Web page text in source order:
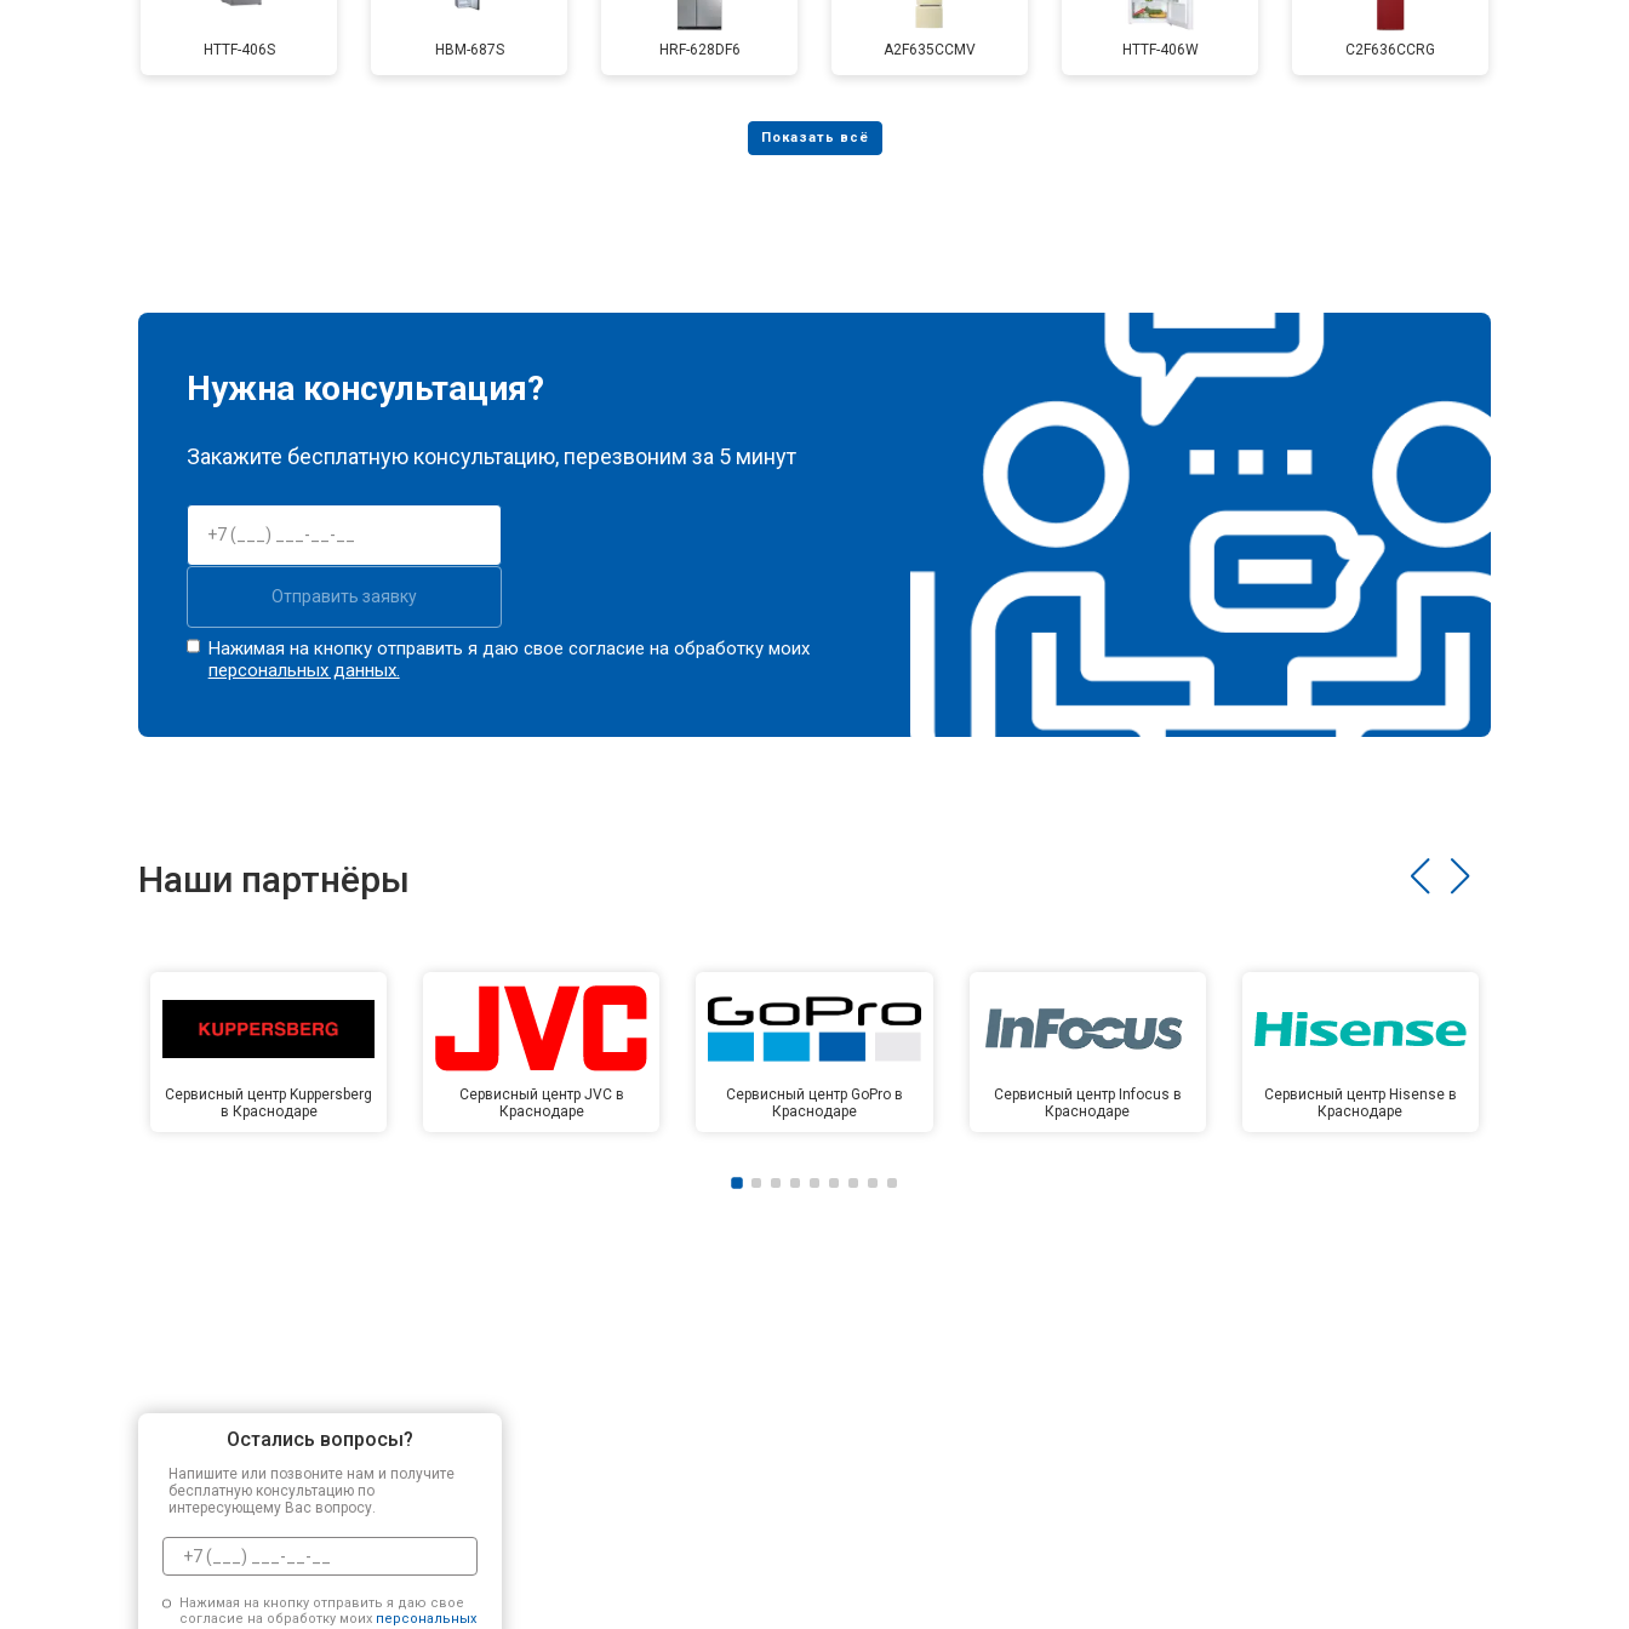
Замена нагревателя испарителя от 80 мин от 2550 ₽
от 50 мин
HTTF-406S HBM-687S HRF-628DF6 A2F635CCMV HTTF-406W C2F636CCRG
Нужна консультация?
Закажите бесплатную консультацию, перезвоним за 5 минут
Отправить заявку
Нажимая на кнопку отправить я даю свое согласие на обработку моих
персональных данных.
Наши партнёры
Сервисный центр Kuppersberg
в Краснодаре
Сервисный центр JVC в
Краснодаре
Сервисный центр GoPro в
Краснодаре
Сервисный центр Infocus в
Краснодаре
Сервисный центр Hisense в
Краснодаре
Остались вопросы?
Напишите или позвоните нам и получите
бесплатную консультацию по
интересующему Вас вопросу.
Нажимая на кнопку отправить я даю свое
согласие на обработку моих персональных